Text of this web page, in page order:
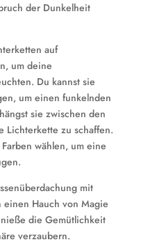
der Dunkelheit
auf
um deine
Du kannst sie
um einen funkelnden
sie zwischen den
Lichterkette zu schaffen.
wählen, um eine
mit
Hauch von Magie
die Gemütlichkeit
verzaubern.